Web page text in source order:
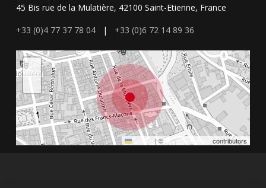
45 Bis rue de la Mulatière, 42100 Saint-Etienne, France
+33 (0)4 77 37 78 04| +33 (0)6 72 14 89 36
+
Leaflet |©OpenStreetMap contributors